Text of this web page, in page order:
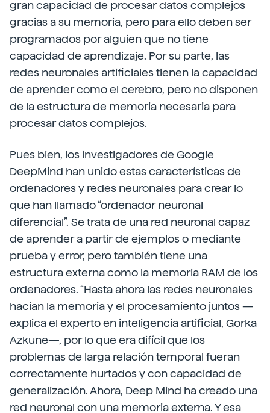
gran capacidad de procesar datos complejos
gracias a su memoria, pero para ello deben ser
programados por alguien que no tiene
capacidad de aprendizaje. Por su parte, las
redes neuronales artificiales tienen la capacidad
de aprender como el cerebro, pero no disponen
de la estructura de memoria necesaria para
procesar datos complejos.
Pues bien, los investigadores de Google
DeepMind han unido estas características de
ordenadores y redes neuronales para crear lo
que han llamado “ordenador neuronal
diferencial”. Se trata de una red neuronal capaz
de aprender a partir de ejemplos o mediante
prueba y error, pero también tiene una
estructura externa como la memoria RAM de los
ordenadores. “Hasta ahora las redes neuronales
hacían la memoria y el procesamiento juntos —
explica el experto en inteligencia artificial, Gorka
Azkune—, por lo que era difícil que los
problemas de larga relación temporal fueran
correctamente hurtados y con capacidad de
generalización. Ahora, Deep Mind ha creado una
red neuronal con una memoria externa. Y esa